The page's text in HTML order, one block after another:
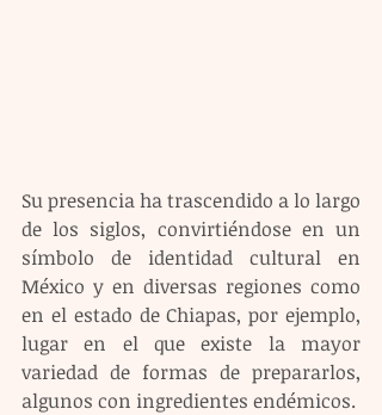
Su presencia ha trascendido a lo largo
de los siglos, convirtiéndose en un
símbolo de identidad cultural en
México y en diversas regiones como
en el estado de Chiapas, por ejemplo,
lugar en el que existe la mayor
variedad de formas de prepararlos,
algunos con ingredientes endémicos.